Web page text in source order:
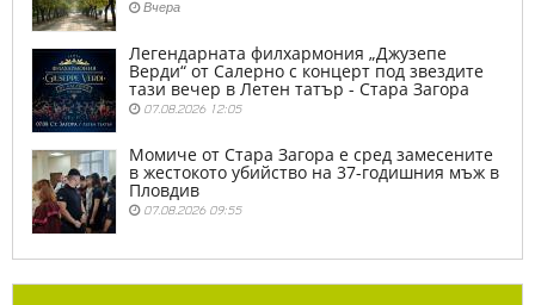
Вчера
Легендарната филхармония „Джузепе
Верди“ от Салерно с концерт под звездите
тази вечер в Летен татър - Стара Загора
07.08.2026 12:05
Момиче от Стара Загора е сред замесените
в жестокото убийство на 37-годишния мъж в
Пловдив
07.08.2026 09:55